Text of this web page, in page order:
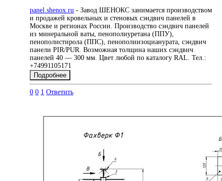
panel.shenox.ru - Завод ШЕНОКС занимается производством
и продажей кровельных и стеновых сэндвич панелей в
Москве и регионах России. Производство сэндвич панелей
из минеральной ваты, пенополиуретана (ППУ),
пенополистирола (ППС), пенополиизоцианурата, сэндвич
панели PIR/PUR. Возможная толщина наших сэндвич
панелей 40 — 300 мм. Цвет любой по каталогу RAL. Тел.:
+74991105171
Подробнее
0 0 1 Ответить